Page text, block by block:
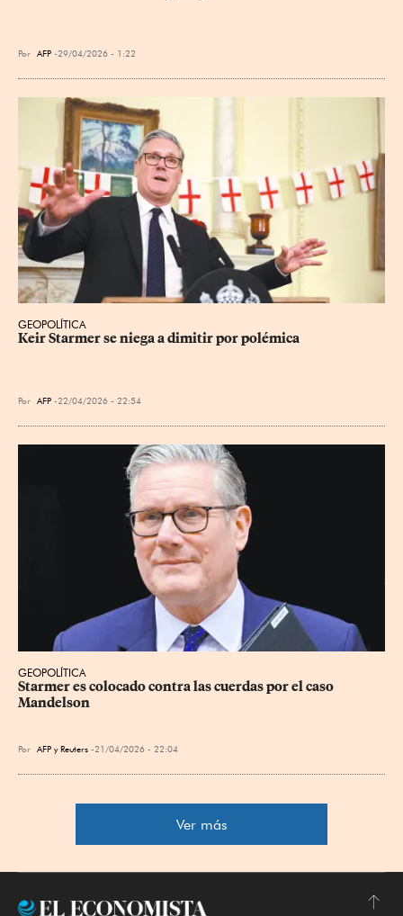
Por AFP 29/04/2026 - 1:22
GEOPOLÍTICA
Keir Starmer se niega a dimitir por polémica
Por AFP 22/04/2026 - 22:54
GEOPOLÍTICA
Starmer es colocado contra las cuerdas por el caso
Mandelson
Por AFP yReuters 21/04/2026 - 22:04
Ver más